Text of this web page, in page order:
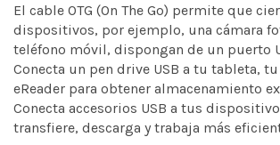
El cable OTG (On The Go) permite que
dispositivos, por ejemplo, una cámara
teléfono móvil, dispongan de un puerto
Conecta un pen drive USB a tu tableta,
eReader para obtener almacenamiento
Conecta accesorios USB a tus
transfiere, descarga y trabaja más